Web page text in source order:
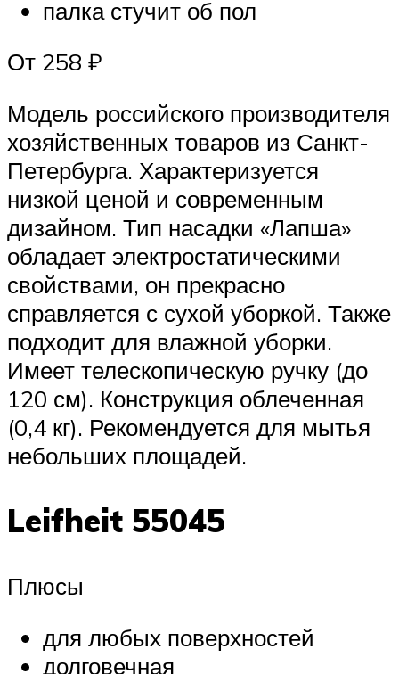
палка стучит об пол
От 258 ₽
Модель российского производителя
хозяйственных товаров из Санкт-
Петербурга. Характеризуется
низкой ценой и современным
дизайном. Тип насадки «Лапша»
обладает электростатическими
свойствами, он прекрасно
справляется с сухой уборкой. Также
подходит для влажной уборки.
Имеет телескопическую ручку (до
120 см). Конструкция облеченная
(0,4 кг). Рекомендуется для мытья
небольших площадей.
Leifheit 55045
Плюсы
для любых поверхностей
долговечная